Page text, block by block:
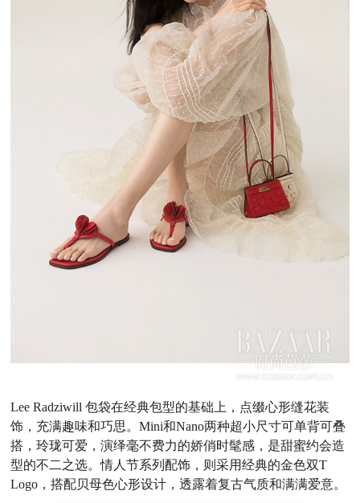
Lee Radziwill 包袋在经典包型的基础上，点缀心形缝花装
饰，充满趣味和巧思。Mini和Nano两种超小尺寸可单背可叠
搭，玲珑可爱，演绎毫不费力的娇俏时髦感，是甜蜜约会造
型的不二之选。情人节系列配饰，则采用经典的金色双T
Logo，搭配贝母色心形设计，透露着复古气质和满满爱意。